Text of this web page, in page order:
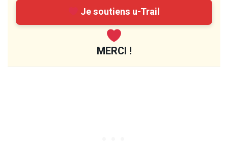
Je soutiens u-Trail
MERCI !